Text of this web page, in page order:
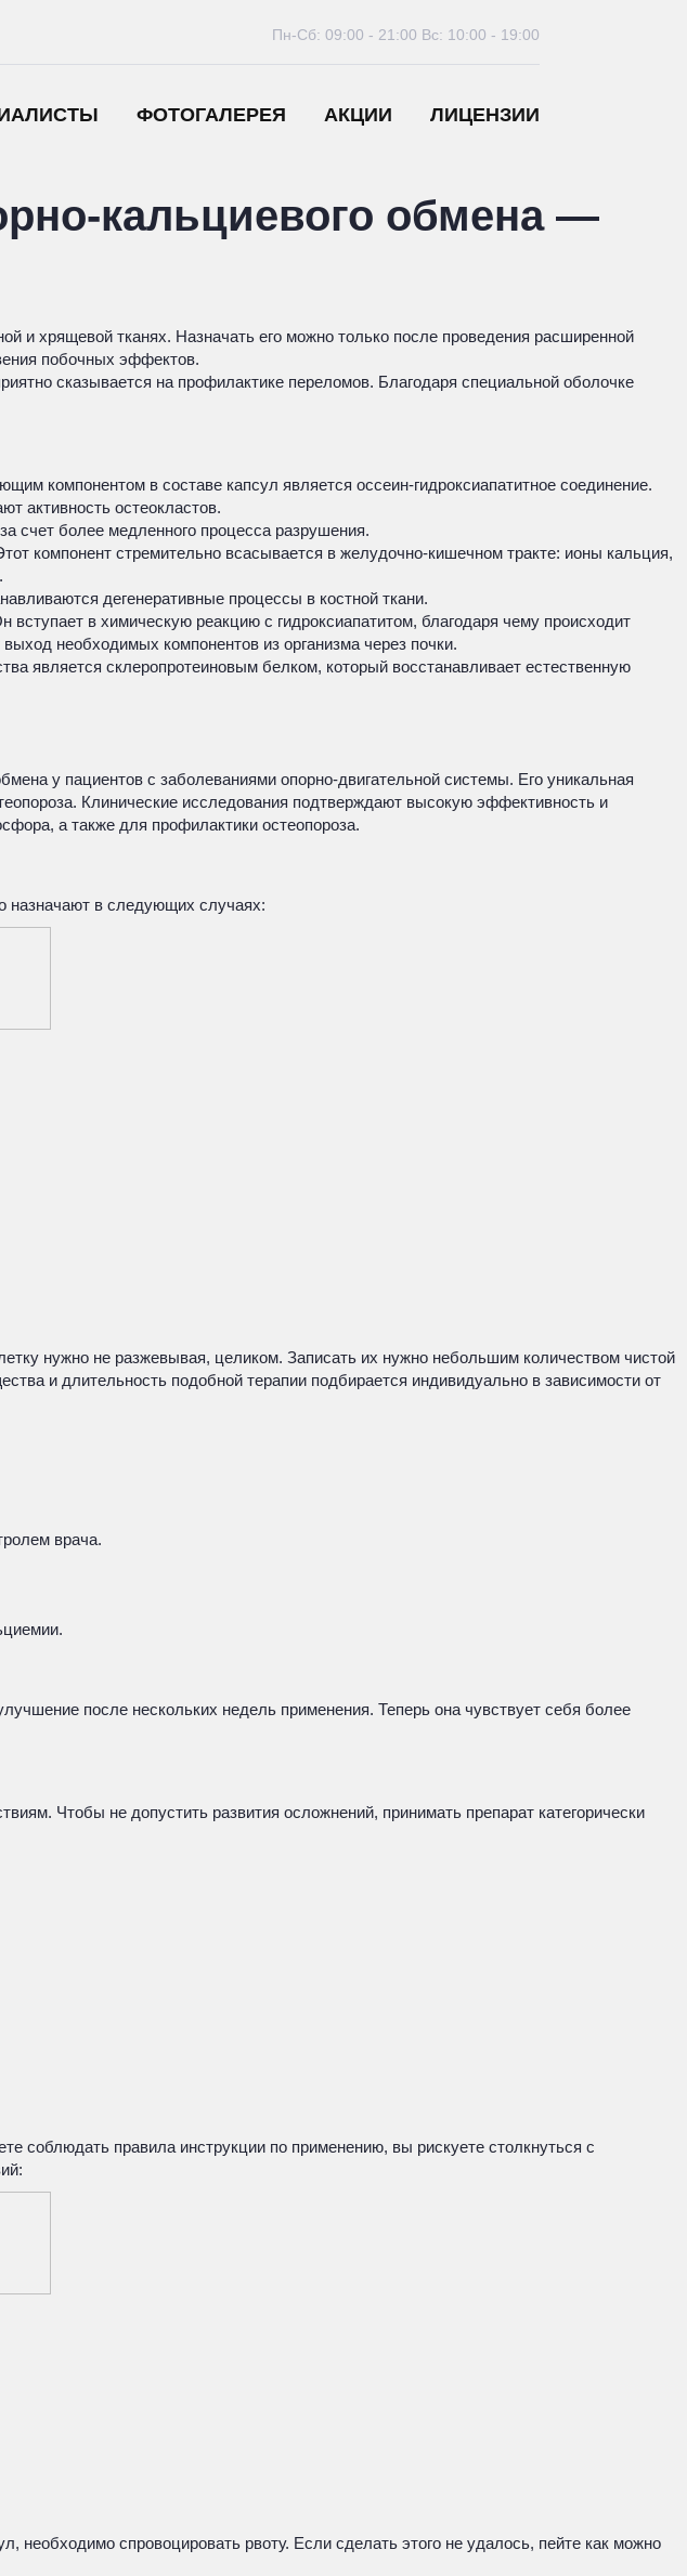
ФОТОГАЛЕРЕЯ АКЦИИ ЛИЦЕНЗИИ
Пн-Сб: 09:00 - 21:00 Вс: 10:00 - 19:00
кальциевого обмена —
и хрящевой тканях. Назначать его можно только после проведения расширенной
побочных эффектов.
сказывается на профилактике переломов. Благодаря специальной оболочке
компонентом в составе капсул является оссеин-гидроксиапатитное соединение.
активность остеокластов.
счет более медленного процесса разрушения.
компонент стремительно всасывается в желудочно-кишечном тракте: ионы кальция,
дегенеративные процессы в костной ткани.
в химическую реакцию с гидроксиапатитом, благодаря чему происходит
необходимых компонентов из организма через почки.
является склеропротеиновым белком, который восстанавливает естественную
у пациентов с заболеваниями опорно-двигательной системы. Его уникальная
Клинические исследования подтверждают высокую эффективность и
а также для профилактики остеопороза.
назначают в следующих случаях:
нужно не разжевывая, целиком. Записать их нужно небольшим количеством чистой
и длительность подобной терапии подбирается индивидуально в зависимости от
врача.
после нескольких недель применения. Теперь она чувствует себя более
Чтобы не допустить развития осложнений, принимать препарат категорически
соблюдать правила инструкции по применению, вы рискуете столкнуться с
спровоцировать рвоту. Если сделать этого не удалось, пейте как можно